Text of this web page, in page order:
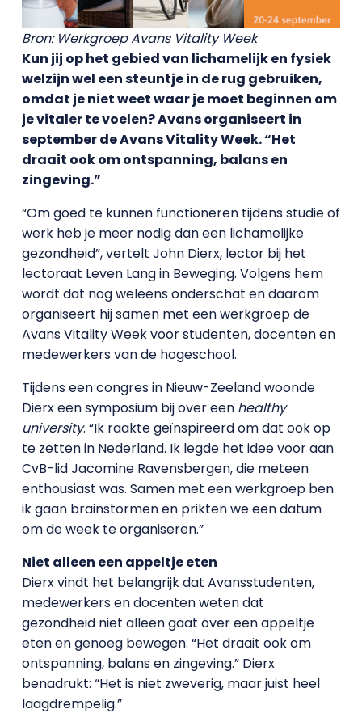
Bron: Werkgroep Avans Vitality Week
Kun jij op het gebied van lichamelijk en fysiek
welzijn wel een steuntje in de rug gebruiken,
omdat je niet weet waar je moet beginnen om
je vitaler te voelen? Avans organiseert in
september de Avans Vitality Week. “Het
draait ook om ontspanning, balans en
zingeving.”
“Om goed te kunnen functioneren tijdens studie of
werk heb je meer nodig dan een lichamelijke
gezondheid”, vertelt John Dierx, lector bij het
lectoraat Leven Lang in Beweging. Volgens hem
wordt dat nog weleens onderschat en daarom
organiseert hij samen met een werkgroep de
Avans Vitality Week voor studenten, docenten en
medewerkers van de hogeschool.
Tijdens een congres in Nieuw-Zeeland woonde
Dierx een symposium bij over een healthy
university. “Ik raakte geïnspireerd om dat ook op
te zetten in Nederland. Ik legde het idee voor aan
CvB-lid Jacomine Ravensbergen, die meteen
enthousiast was. Samen met een werkgroep ben
ik gaan brainstormen en prikten we een datum
om de week te organiseren.”
Niet alleen een appeltje eten
Dierx vindt het belangrijk dat Avansstudenten,
medewerkers en docenten weten dat
gezondheid niet alleen gaat over een appeltje
eten en genoeg bewegen. “Het draait ook om
ontspanning, balans en zingeving.” Dierx
benadrukt: “Het is niet zweverig, maar juist heel
laagdrempelig.”